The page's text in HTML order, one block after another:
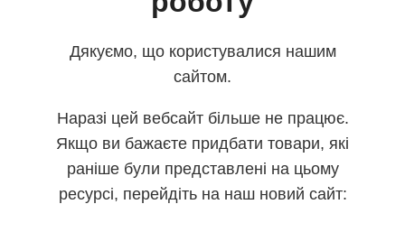
Дякуємо, що користувалися нашим
сайтом.
Наразі цей вебсайт більше не працює.
Якщо ви бажаєте придбати товари, які
раніше були представлені на цьому
ресурсі, перейдіть на наш новий сайт: